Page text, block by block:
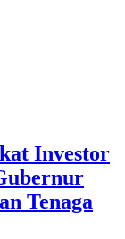
Investor
Tenaga